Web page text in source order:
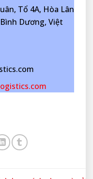
Tổ 4A, Hòa Lân
Dương, Việt